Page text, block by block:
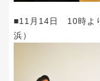
■11月14日 10時よ
浜）